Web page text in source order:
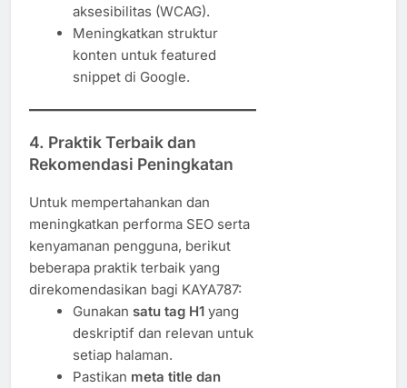
aksesibilitas (WCAG).
Meningkatkan struktur
konten untuk featured
snippet di Google.
4. Praktik Terbaik dan
Rekomendasi Peningkatan
Untuk mempertahankan dan
meningkatkan performa SEO serta
kenyamanan pengguna, berikut
beberapa praktik terbaik yang
direkomendasikan bagi KAYA787:
Gunakan satu tag H1yang
deskriptif dan relevan untuk
setiap halaman.
Pastikan meta title dan